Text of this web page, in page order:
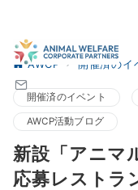
AWCP 開催済のイ
開催済のイベント
AWCP活動ブログ
新設「アニマ
応募レストラ